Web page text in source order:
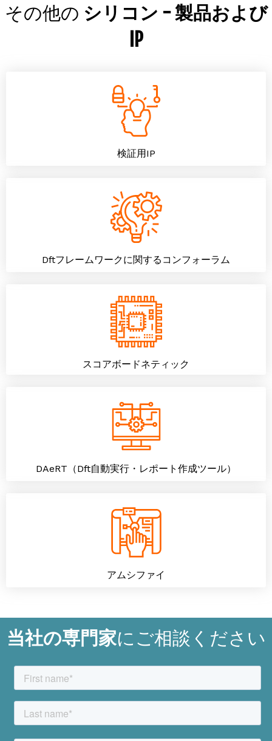
その他の シリコン - 製品および
IP
検証用IP
Dftフレームワークに関するコンフォーラム
スコアボードネティック
DAeRT（Dft自動実行・レポート作成ツール）
アムシファイ
当社の専門家にご相談ください